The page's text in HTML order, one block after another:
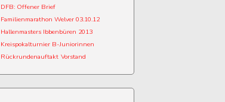
DFB: Offener Brief
Familienmarathon Welver 03.10.12
Hallenmasters Ibbenbüren 2013
Kreispokalturnier B-Juniorinnen
Rückrundenauftakt Vorstand